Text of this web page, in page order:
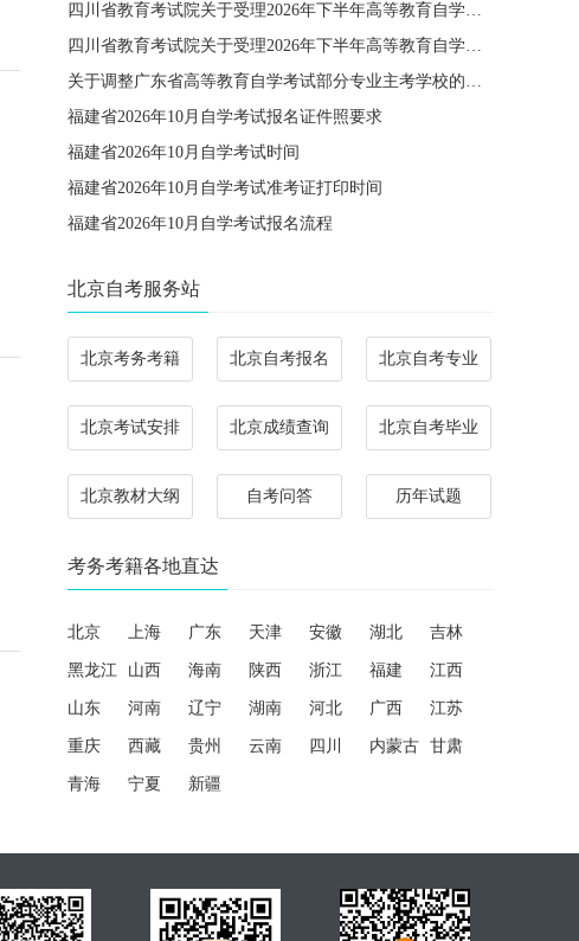
四川省教育考试院关于受理2026年下半年高等教育自学考试省际转考申请的通告
四川省教育考试院关于受理2026年下半年高等教育自学考试考籍更改申请的通告
关于调整广东省高等教育自学考试部分专业主考学校的通知
福建省2026年10月自学考试报名证件照要求
福建省2026年10月自学考试时间
福建省2026年10月自学考试准考证打印时间
福建省2026年10月自学考试报名流程
北京自考服务站
北京考务考籍 北京自考报名 北京自考专业
北京考试安排 北京成绩查询 北京自考毕业
北京教材大纲 自考问答 历年试题
考务考籍各地直达
北京 上海 广东 天津 安徽 湖北 吉林
黑龙江 山西 海南 陕西 浙江 福建 江西
山东 河南 辽宁 湖南 河北 广西 江苏
重庆 西藏 贵州 云南 四川 内蒙古 甘肃
青海 宁夏 新疆